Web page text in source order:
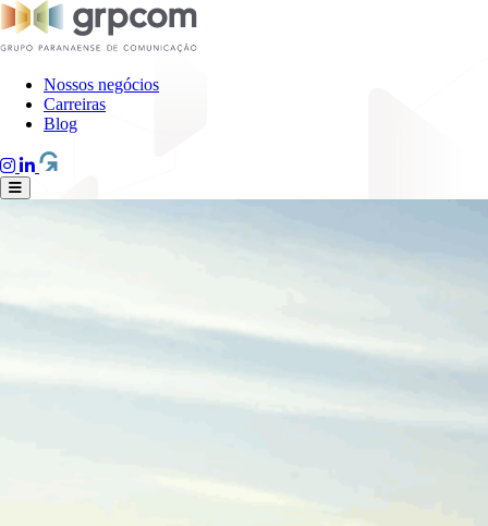
Nossos negócios
Carreiras
Blog
instagram
linkedin
guppy